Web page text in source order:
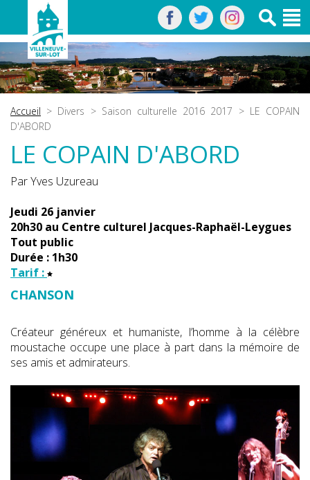
Accueil > Divers > Saison culturelle 2016 2017 > LE COPAIN
D'ABORD
LE COPAIN D'ABORD
Par Yves Uzureau
Jeudi 26 janvier
20h30 au Centre culturel Jacques-Raphaël-Leygues
Tout public
Durée : 1h30
Tarif :
CHANSON
Créateur généreux et humaniste, l’homme à la célèbre
moustache occupe une place à part dans la mémoire de
ses amis et admirateurs.